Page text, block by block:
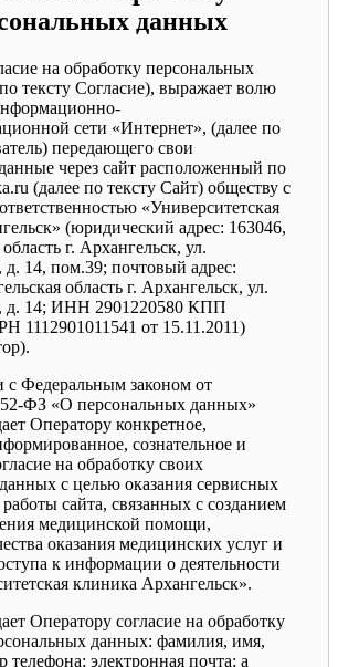
данных
на обработку персональных
тексту Согласие), выражает волю
сети «Интернет», (далее по
передающего свои
через сайт расположенный по
(далее по тексту Сайт) обществу с
«Университетская
(юридический адрес: 163046,
г. Архангельск, ул.
д. 14, пом.39; почтовый адрес:
область г. Архангельск, ул.
д. 14; ИНН 2901220580 КПП
1112901011541 от 15.11.2011)
с Федеральным законом от
ФЗ «О персональных данных»
Оператору конкретное,
сознательное и
на обработку своих
с целью оказания сервисных
сайта, связанных с созданием
медицинской помощи,
оказания медицинских услуг и
к информации о деятельности
клиника Архангельск».
Оператору согласие на обработку
данных: фамилия, имя,
телефона; электронная почта; а